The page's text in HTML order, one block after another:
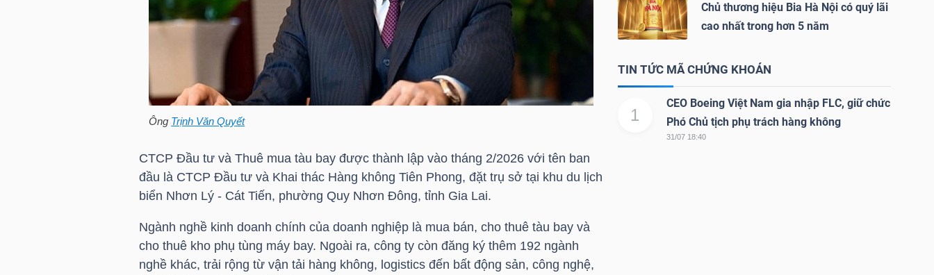
Ông Trịnh Văn Quyết
CTCP Đầu tư và Thuê mua tàu bay được thành lập vào tháng 2/2026 với tên ban
đầu là CTCP Đầu tư và Khai thác Hàng không Tiên Phong, đặt trụ sở tại khu du lịch
biển Nhơn Lý - Cát Tiến, phường Quy Nhơn Đông, tỉnh Gia Lai.
Ngành nghề kinh doanh chính của doanh nghiệp là mua bán, cho thuê tàu bay và
cho thuê kho phụ tùng máy bay. Ngoài ra, công ty còn đăng ký thêm 192 ngành
nghề khác, trải rộng từ vận tải hàng không, logistics đến bất động sản, công nghệ,
Chủ thương hiệu Bia Hà Nội có quý lãi
cao nhất trong hơn 5 năm
TIN TỨC MÃ CHỨNG KHOÁN
1
CEO Boeing Việt Nam gia nhập FLC, giữ chức
Phó Chủ tịch phụ trách hàng không
31/07 18:40